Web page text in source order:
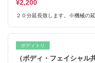
¥2,200
２０分延長致します。※機械の
ボディトリ
（ボディ・フェイシャ